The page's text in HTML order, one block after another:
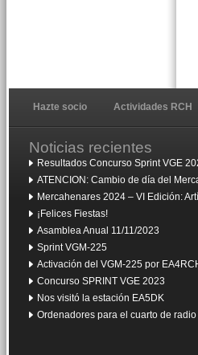
Hazte socio Actividades RCH
Noticias recientes
Resultados Concurso Sprint VGE
ATENCION: Cambio de día del
Mercahenares 2024 – VI Edición:
¡Felices Fiestas!
Asamblea Anual 11/11/2023
Sprint VGM-225
Activación del VGM-225 por
Concurso SPRINT VGE 2023
Nos visitó la estación EA5DK
Ordenadores para el cuarto de radio